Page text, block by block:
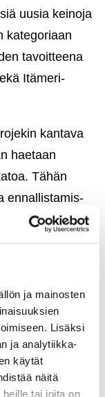
ja mainosten
Lisäksi
ja analytiikka-
käytät
näitä
tai joita on
uusia keinoja
kategoriaan
tavoitteena
Itämeri-
kantava
haetaan
Tähän
ennallistamis-
toimii